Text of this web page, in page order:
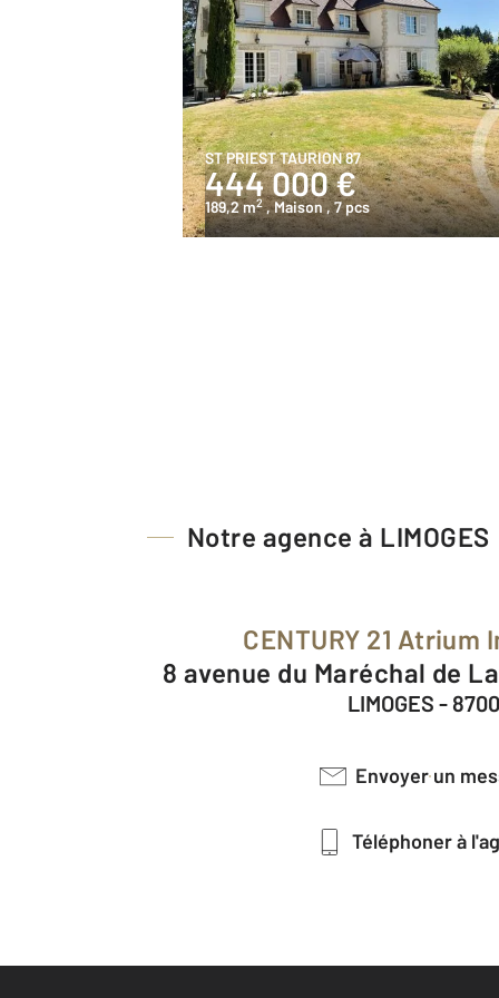
ST PRIEST TAURION 87
444 000 €
189,2 m2 , Maison , 7 pcs
Notre agence à LIMOGES
CENTURY 21
8 avenue du Maréchal de
LIMOGES -
Envoyer un
Téléphoner à